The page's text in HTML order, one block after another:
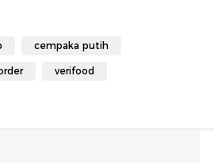
cempaka putih
verifood